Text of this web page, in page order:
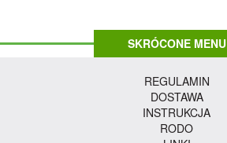
SKRÓCONE MENU
REGULAMIN
DOSTAWA
INSTRUKCJA
RODO